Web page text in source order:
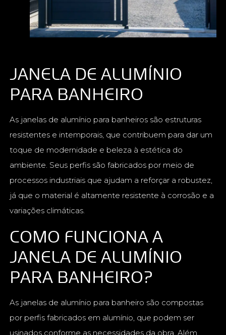
JANELA DE ALUMÍNIO
PARA BANHEIRO
As janelas de alumínio para banheiros são estruturas
resistentes e intemporais, que contribuem para dar um
toque de modernidade e beleza à estética do
ambiente. Seus perfis são fabricados por meio de
processos industriais que ajudam a reforçar a robustez,
já que o material é altamente resistente à corrosão e a
variações climáticas.
COMO FUNCIONA A
JANELA DE ALUMÍNIO
PARA BANHEIRO?
As janelas de alumínio para banheiro são compostas
por perfis fabricados em alumínio, que podem ser
usinados conforme as necessidades da obra. Além